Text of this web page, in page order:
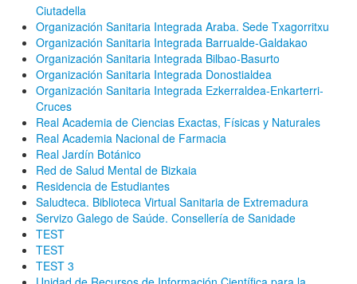
Ciutadella
Organización Sanitaria Integrada Araba. Sede Txagorritxu
Organización Sanitaria Integrada Barrualde-Galdakao
Organización Sanitaria Integrada Bilbao-Basurto
Organización Sanitaria Integrada Donostialdea
Organización Sanitaria Integrada Ezkerraldea-Enkarterri-
Cruces
Real Academia de Ciencias Exactas, Físicas y Naturales
Real Academia Nacional de Farmacia
Real Jardín Botánico
Red de Salud Mental de Bizkaia
Residencia de Estudiantes
Saludteca. Biblioteca Virtual Sanitaria de Extremadura
Servizo Galego de Saúde. Consellería de Sanidade
TEST
TEST
TEST 3